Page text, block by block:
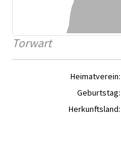
Torwart
Heimatverein:
Geburtstag:
Herkunftsland: